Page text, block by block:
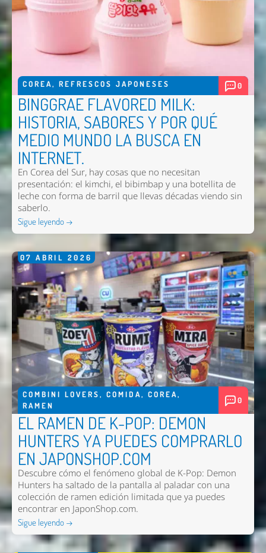
COREA, REFRESCOS JAPONESES 0
BINGGRAE FLAVORED MILK:
HISTORIA, SABORES Y POR QUÉ
MEDIO MUNDO LA BUSCA EN
INTERNET.
En Corea del Sur, hay cosas que no necesitan
presentación: el kimchi, el bibimbap y una botellita de
leche con forma de barril que llevas décadas viendo sin
saberlo.
Sigue leyendo →
07 ABRIL 2026
COMBINI LOVERS, COMIDA, COREA,
RAMEN
0
EL RAMEN DE K-POP: DEMON
HUNTERS YA PUEDES COMPRARLO
EN JAPONSHOP.COM
Descubre cómo el fenómeno global de K-Pop: Demon
Hunters ha saltado de la pantalla al paladar con una
colección de ramen edición limitada que ya puedes
encontrar en JaponShop.com.
Sigue leyendo →